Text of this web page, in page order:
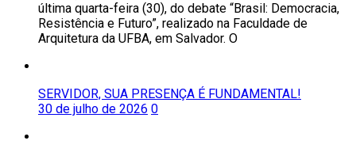
última quarta-feira (30), do debate “Brasil: Democracia,
Resistência e Futuro”, realizado na Faculdade de
Arquitetura da UFBA, em Salvador. O
SERVIDOR, SUA PRESENÇA É FUNDAMENTAL!
30 de julho de 2026 0